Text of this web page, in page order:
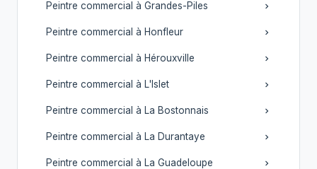
Peintre commercial à Grandes-Piles
Peintre commercial à Honfleur
Peintre commercial à Hérouxville
Peintre commercial à L'Islet
Peintre commercial à La Bostonnais
Peintre commercial à La Durantaye
Peintre commercial à La Guadeloupe